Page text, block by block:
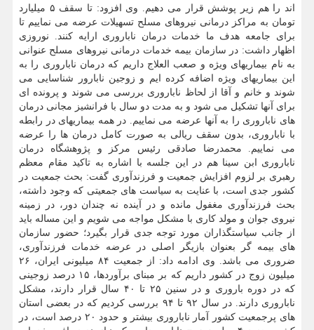
اند را هم زیر پوشش قرار می دهیم. وی افزود: تا سقف ۵ میلیارد
تومان به مراکز درمانی نیروهای مسلح تسهیلات عرضه می نماییم تا
برای جامعه هدف ما خدمات درمان ناباروری ارایه کنند. نوروزی
اظهار داشت: در سازمان بیمه خدمات درمانی نیروهای مسلح عنوانی
به نام بیماریهای ویژه و صعب العلاج داریم که درمان ناباروری را به
این بیماریهای ویژه اضافه کرده ایم و زوجین نابارور شناسایی می
شوند و خانم و آقا از لحاظ ناباروری بررسی می شوند و پرونده ای
برای آنها تشکیل می شود و به مدت دو سال با فرانشیز مجانی درمان
های ناباروری را به آنها عرضه می نماییم. در همه بیماریهای در رابطه
با ناباروری، بدون سقف ریالی به صورت کامل درمان ها را عرضه
می نماییم. محمدرضا صادقی رئیس مرکز و پژوهشگاه درمان
ناباروری ابن سینا هم در این جلسه با اشاره به تاکید مقام معظم
رهبری بر لزوم افزایش جمعیت و فرزندآوری گفت: بحث جمعیت در
کشور جدی است، با عنایت به سیاست های جمعیتی که وجود داشته،
بحث فرزندآوری مغفول مانده و در آینده نه چندان دور، در زمینه
نیروی جوان و مولد کاری با مشکل مواجه می شویم و این مساله باید
از جانب سیاستگذاران مورد توجه جدی قرار بگیرد؛ حضور سازمان
های بیمه گر بعنوان بازیگر اصلی در عرضه خدمات فرزندآوری،
ضروری می باشد. وی ادامه داد: از جمعیت ۸۴ میلیونی ایران، ۲۶
میلیون زوج در کشور داریم که بر مبنای برآوردها، ۱۵ درصد زوجینی
که در دوره باروری و در سنین ۲۵ تا ۴۰ سال قرار دارند، مشکل
ناباروری دارند. در سال ۹۲ تا ۹۴ بررسی کردیم که در بعضی استان
های پرجمعیت کشور آمار ناباروری بیشتر و حدود ۲۰ درصد است، در